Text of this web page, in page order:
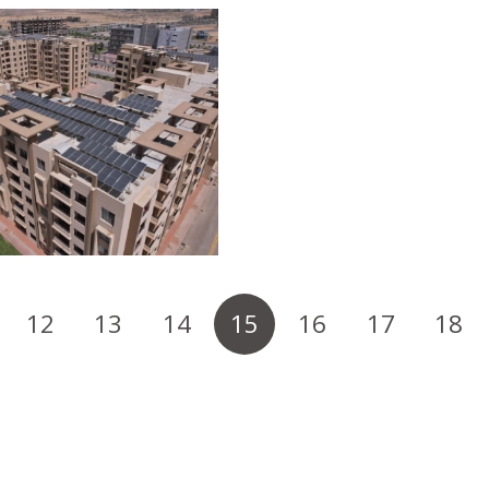
12 13 14 15 16 17 18